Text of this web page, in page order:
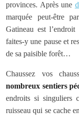
provinces. Après une
marquée peut-être
Gatineau est
faites-y une pause et
de sa paisible forêt…
Chaussez vos
nombreux sentiers
endroits si singuliers
ruisseau qui se cache